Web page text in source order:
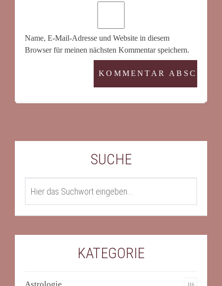
Name, E-Mail-Adresse und Website in diesem
Browser für meinen nächsten Kommentar speichern.
SUCHE
KATEGORIE
116